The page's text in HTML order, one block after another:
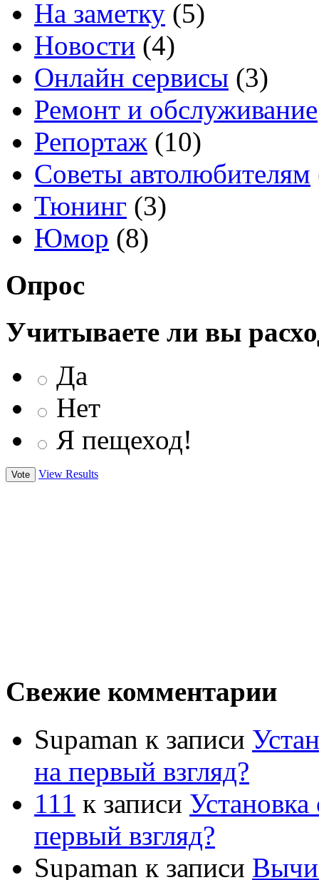
На заметку (5)
Новости (4)
Онлайн сервисы (3)
Ремонт и обслуживание
Репортаж (10)
Советы автолюбителям
Тюнинг (3)
Юмор (8)
Опрос
Учитываете ли вы
Да
Нет
Я пещеход!
View Results
Свежие комментарии
Supaman к записи
на первый взгляд?
111 к записи Установка
первый взгляд?
Supaman к записи